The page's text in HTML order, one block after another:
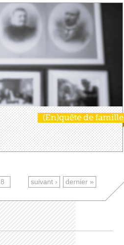
(En)quête de famille
8 suivant › dernier »